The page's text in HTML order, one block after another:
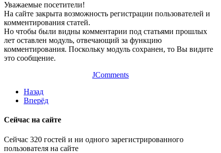
Уважаемые посетители!
На сайте закрыта возможность регистрации пользователей и
комментирования статей.
Но чтобы были видны комментарии под статьями прошлых
лет оставлен модуль, отвечающий за функцию
комментирования. Поскольку модуль сохранен, то Вы видите
это сообщение.
JComments
Назад
Вперёд
Сейчас на сайте
Сейчас 320 гостей и ни одного зарегистрированного
пользователя на сайте